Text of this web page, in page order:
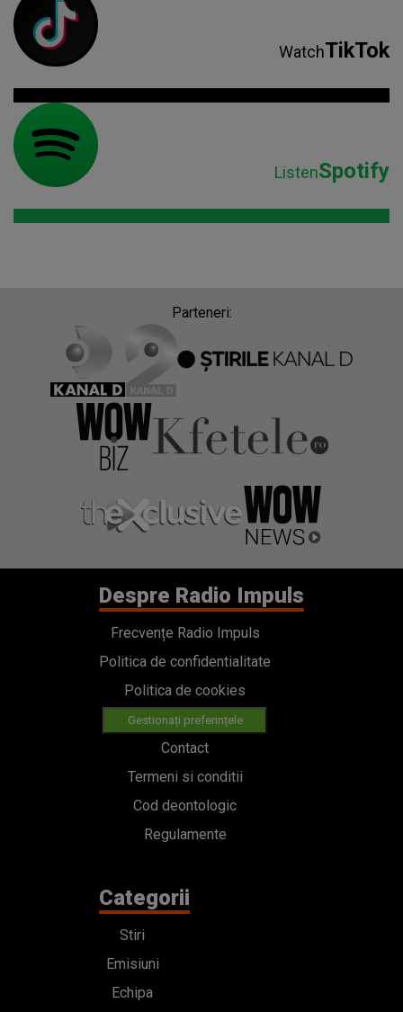
WatchTikTok
ListenSpotify
Parteneri:
Despre Radio Impuls
Frecvențe Radio Impuls
Politica de confidentialitate
Politica de cookies
Gestionați preferințele
Contact
Termeni si conditii
Cod deontologic
Regulamente
Categorii
Stiri
Emisiuni
Echipa